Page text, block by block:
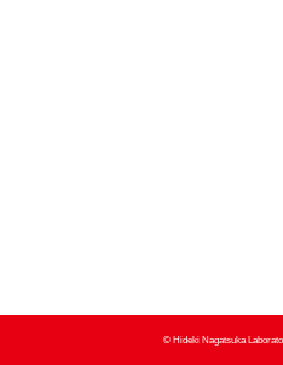
© Hideki Nagatsuka